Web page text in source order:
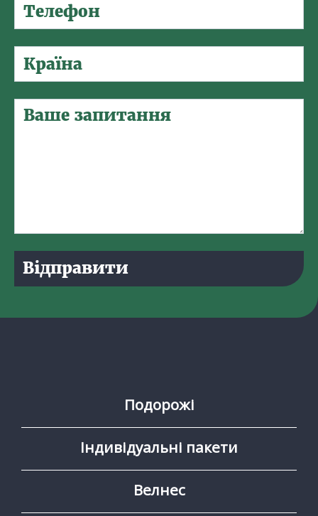
Відправити
Подорожі
Індивідуальні пакети
Велнес